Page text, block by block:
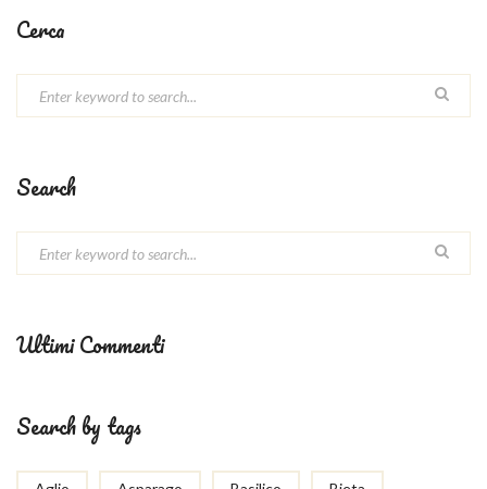
Cerca
Search
Ultimi Commenti
Search by tags